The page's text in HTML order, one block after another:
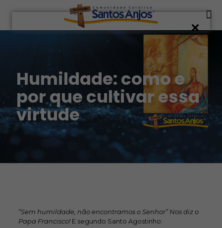
Humildade: como e
por que cultivar essa
virtude
“Sem humildade, não encontramos o Senhor” Nos diz o
Papa Francisco!E segundo Santo Agostinho: